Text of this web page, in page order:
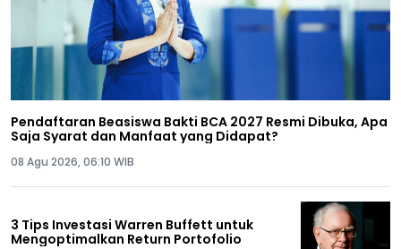
Pendaftaran Beasiswa Bakti BCA 2027 Resmi Dibuka, Apa
Saja Syarat dan Manfaat yang Didapat?
08 Agu 2026, 06:10 WIB
3 Tips Investasi Warren Buffett untuk
Mengoptimalkan Return Portofolio